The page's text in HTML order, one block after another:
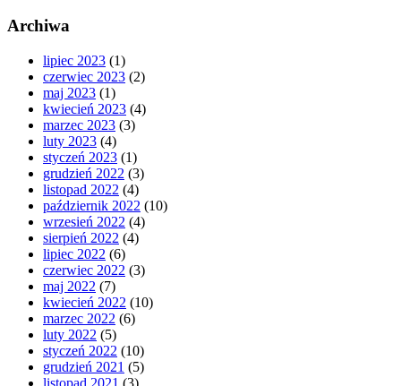
Archiwa
lipiec 2023 (1)
czerwiec 2023 (2)
maj 2023 (1)
kwiecień 2023 (4)
marzec 2023 (3)
luty 2023 (4)
styczeń 2023 (1)
grudzień 2022 (3)
listopad 2022 (4)
październik 2022 (10)
wrzesień 2022 (4)
sierpień 2022 (4)
lipiec 2022 (6)
czerwiec 2022 (3)
maj 2022 (7)
kwiecień 2022 (10)
marzec 2022 (6)
luty 2022 (5)
styczeń 2022 (10)
grudzień 2021 (5)
listopad 2021 (3)